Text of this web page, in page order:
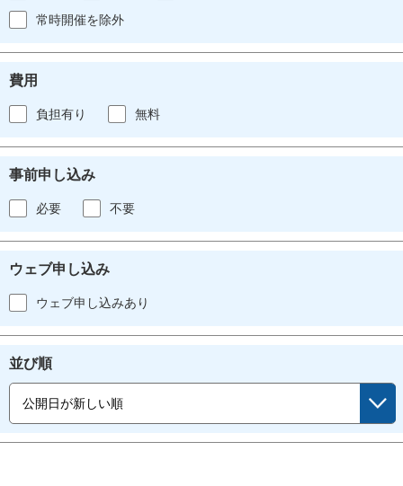
常時開催を除外
費用
負担有り 無料
事前申し込み
必要 不要
ウェブ申し込み
ウェブ申し込みあり
並び順